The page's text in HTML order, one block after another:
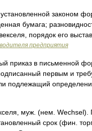
законом
бумага;
порядок его
предприятия
приказ в письменной
первым и
подлежащий
муж. (нем. Wechsel).
срок (фин.